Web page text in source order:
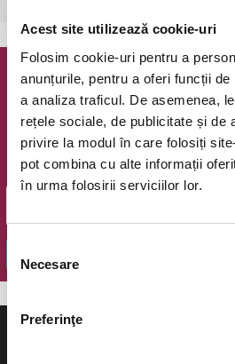
Acest site utilizează cookie-uri
Folosim cookie-uri pentru a
anunțurile, pentru a oferi funcții
a analiza traficul. De asemenea,
rețele sociale, de publicitate și de
privire la modul în care folosiți
pot combina cu alte informații
în urma folosirii serviciilor lor.
consimțământului
Necesare
Preferinţe
Newsletter @
Oferte exclusive si o editie
evenimente.
Email